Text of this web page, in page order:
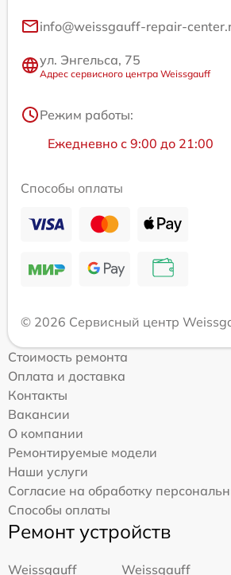
info@weissgauff-repair-
ул. Энгельса, 75
Адрес сервисного центра Weissgauff
Режим работы:
Ежедневно с 9:00 до 21:00
Способы оплаты
© 2026 Сервисный центр
Стоимость ремонта
Оплата и доставка
Контакты
Вакансии
О компании
Ремонтируемые модели
Наши услуги
Согласие на обработку
Способы оплаты
Ремонт устройств
Weissgauff
Weissgauff